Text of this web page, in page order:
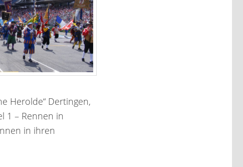
Herolde“ Dertingen,
1 – Rennen in
in ihren